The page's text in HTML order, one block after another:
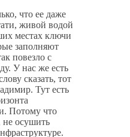
что ее даже
живой водой
местах ключи
заполняют
повезло с
У нас же есть
сказать, тот
Тут есть
Потому что
не осушить